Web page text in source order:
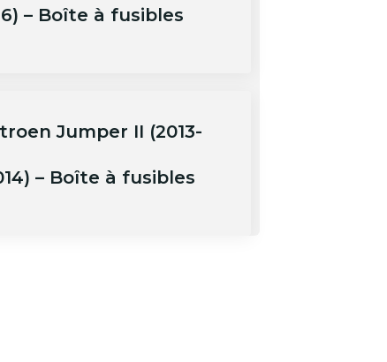
– Boîte à fusibles
Jumper II (2013-
– Boîte à fusibles